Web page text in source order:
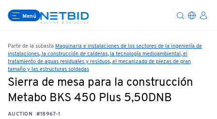
Menú
Parte de la subasta Maquinaria e instalaciones de los sectores de la ingeniería de
instalaciones, la construcción de calderas, la tecnología medioambiental, el
tratamiento de aguas residuales y residuos, el mecanizado de piezas de gran
tamaño y las estructuras soldadas
Sierra de mesa para la construcción
Metabo BKS 450 Plus 5,50DNB
AUCTION #18967-1